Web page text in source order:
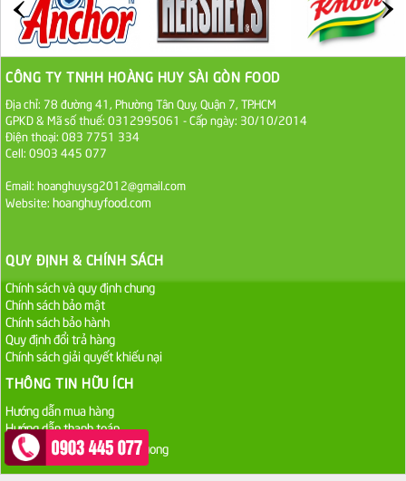
Đường cát trắng An Khê bao 50kg
1.100.000 VND
Sa Tế Tôm Cholimex PET Hũ 450g
36.000 VND
Dầu Ăn Tường An Cooking Oil 25kg
CÔNG TY TNHH HOÀNG HUY SÀI GÒN FOOD
Địa chỉ: 78 đường 41, Phường Tân Quy, Quận 7, TP.HCM
GPKD & Mã số thuế: 0312995061 - Cấp ngày: 30/10/2014
Điện thoại: 083 7751 334
Cell: 0903 445 077
Email: hoanghuysg2012@gmail.com
Website: hoanghuyfood.com
QUY ĐỊNH & CHÍNH SÁCH
Chính sách và quy định chung
Chính sách bảo mật
Chính sách bảo hành
Quy định đổi trả hàng
Chính sách giải quyết khiếu nại
THÔNG TIN HỮU ÍCH
Hướng dẫn mua hàng
Hướng dẫn thanh toán